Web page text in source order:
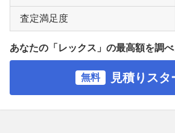
査定満足度
あなたの「レックス」の最高額を調べ
無料 見積りスタ